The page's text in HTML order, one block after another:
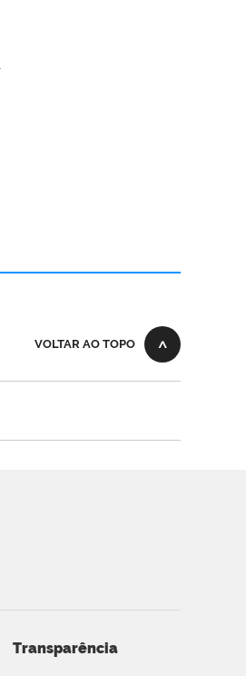
VOLTAR AO TOPO
Transparência